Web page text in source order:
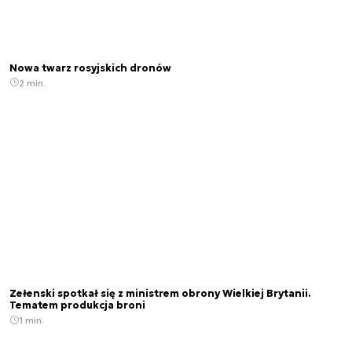
Nowa twarz rosyjskich dronów
2 min.
Zełenski spotkał się z ministrem obrony Wielkiej Brytanii.
Tematem produkcja broni
1 min.